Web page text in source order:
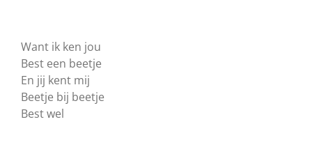
Want ik ken jou
Best een beetje
En jij kent mij
Beetje bij beetje
Best wel